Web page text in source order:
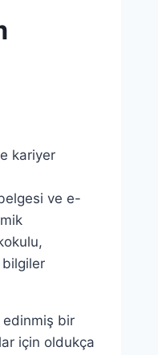
kariyer
ve e-
bilgiler
edinmiş bir
için oldukça